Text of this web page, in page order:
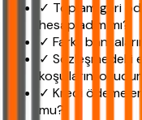
✓ Toplam geri
hesapladım mı?
✓ Farklı
✓ Sözleşmedeki
koşullarını
✓ Kredi
mu?